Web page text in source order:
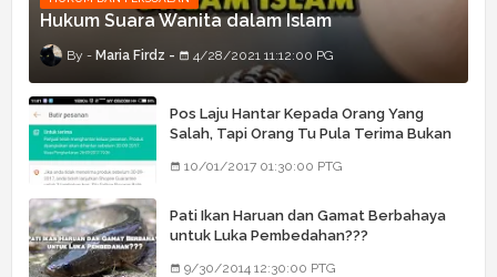
Hukum Suara Wanita dalam Islam
Maria Firdz 4/28/2021 11:12:00 PG
Pos Laju Hantar Kepada Orang Yang
Salah, Tapi Orang Tu Pula Terima Bukan
10/01/2017 01:30:00 PTG
Pati Ikan Haruan dan Gamat Berbahaya
untuk Luka Pembedahan???
9/30/2014 12:30:00 PTG